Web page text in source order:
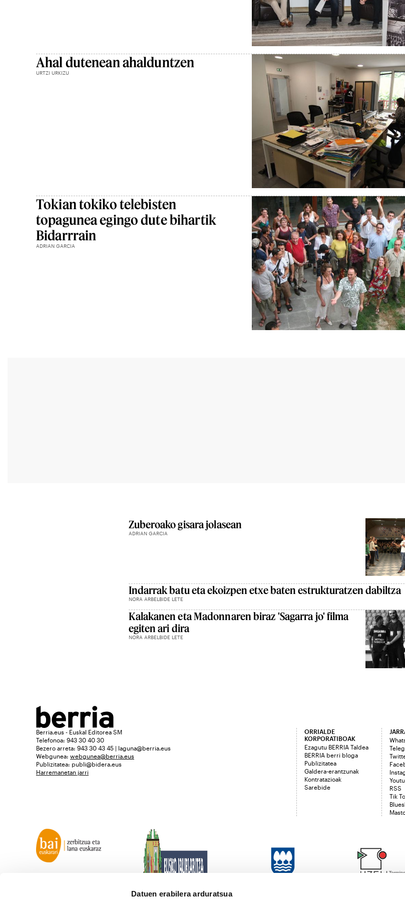
Datuen erabilera arduratsua
Ahal dutenean ahalduntzen
URTZI URKIZU
Tokian tokiko telebisten
topagunea egingo dute bihartik
Bidarrrain
ADRIAN GARCIA
Zuberoako gisara jolasean
ADRIAN GARCIA
Indarrak batu eta ekoizpen etxe baten estrukturatzen dabiltza
NORA ARBELBIDE LETE
Kalakanen eta Madonnaren biraz 'Sagarra jo' filma
egiten ari dira
NORA ARBELBIDE LETE
Berria.eus - Euskal Editorea SM
Telefonoa: 943 30 40 30
Bezero arreta: 943 30 43 45 | laguna@berria.eus
Webgunea: webgunea@berria.eus
Publizitatea: publi@bidera.eus
Harremanetan jarri
ORRIALDE
KORPORATIBOAK
Ezagutu BERRIA Taldea
BERRIA berri bloga
Publizitatea
Galdera-erantzunak
Kontratazioak
Sarebide
RSS
Tik